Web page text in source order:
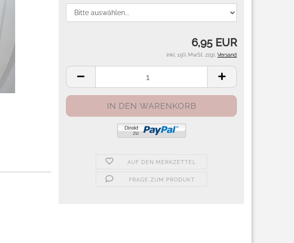
6,95 EUR
inkl. 19% MwSt. zzgl. Versand
AUF DEN MERKZETTEL
FRAGE ZUM PRODUKT